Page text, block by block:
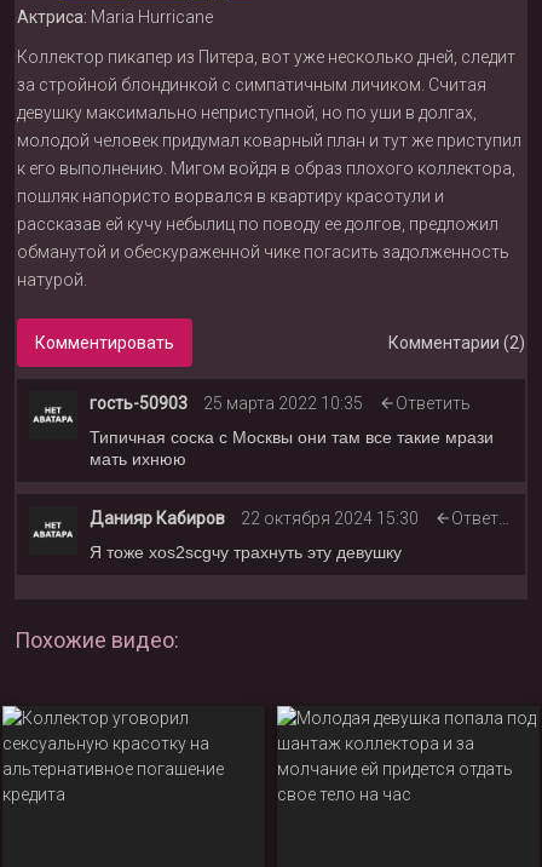
Актриса: Maria Hurricane
Коллектор пикапер из Питера, вот уже несколько дней, следит
за стройной блондинкой с симпатичным личиком. Считая
девушку максимально неприступной, но по уши в долгах,
молодой человек придумал коварный план и тут же приступил
к его выполнению. Мигом войдя в образ плохого коллектора,
пошляк напористо ворвался в квартиру красотули и
рассказав ей кучу небылиц по поводу ее долгов, предложил
обманутой и обескураженной чике погасить задолженность
натурой.
Комментировать Комментарии (2)
гость-50903 25 марта 2022 10:35
Ответить
Типичная соска с Москвы они там все такие мрази
мать ихнюю
Данияр Кабиров 22 октября 2024 15:30
Ответить
Я тоже хоs2scgчу трахнуть эту девушку
Похожие видео: